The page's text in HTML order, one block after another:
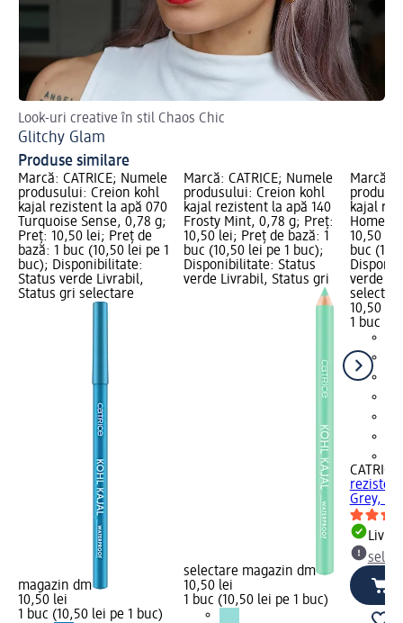
Look-uri creative în stil Chaos Chic
Glitchy Glam
Produse similare
Marcă: CATRICE; Numele
produsului: Creion kohl
kajal rezistent la apă 070
Turquoise Sense, 0,78 g;
Preț: 10,50 lei; Preț de
bază: 1 buc (10,50 lei pe 1
buc); Disponibilitate:
Status verde Livrabil,
Status gri selectare
magazin dm
10,50 lei
1 buc (10,50 lei pe 1 buc)
Marcă: CATRICE; Numele
produsului: Creion kohl
kajal rezistent la apă 140
Frosty Mint, 0,78 g; Preț:
10,50 lei; Preț de bază: 1
buc (10,50 lei pe 1 buc);
Disponibilitate: Status
verde Livrabil, Status gri
selectare magazin dm
10,50 lei
1 buc (10,50 lei pe 1 buc)
Marcă:
kajal
Homey
10,50
buc
verde
10,50 lei
1 buc
CATRICE
Grey,